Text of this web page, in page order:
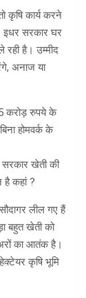
कृषि कार्य करने
इधर सरकार घर
है। उम्मीद
अनाज या
करोड़ रुपये के
होमवर्क के
सरकार खेती की
है कहां ?
लील गए हैं
बहुत खेती को
का आतंक है।
कृषि भूमि